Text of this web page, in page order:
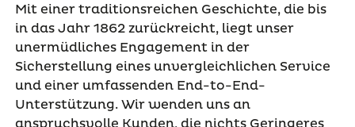
Mit einer traditionsreichen Geschichte, die bis
in das Jahr 1862 zurückreicht, liegt unser
unermüdliches Engagement in der
Sicherstellung eines unvergleichlichen Service
und einer umfassenden End-to-End-
Unterstützung. Wir wenden uns an
anspruchsvolle Kunden, die nichts Geringeres